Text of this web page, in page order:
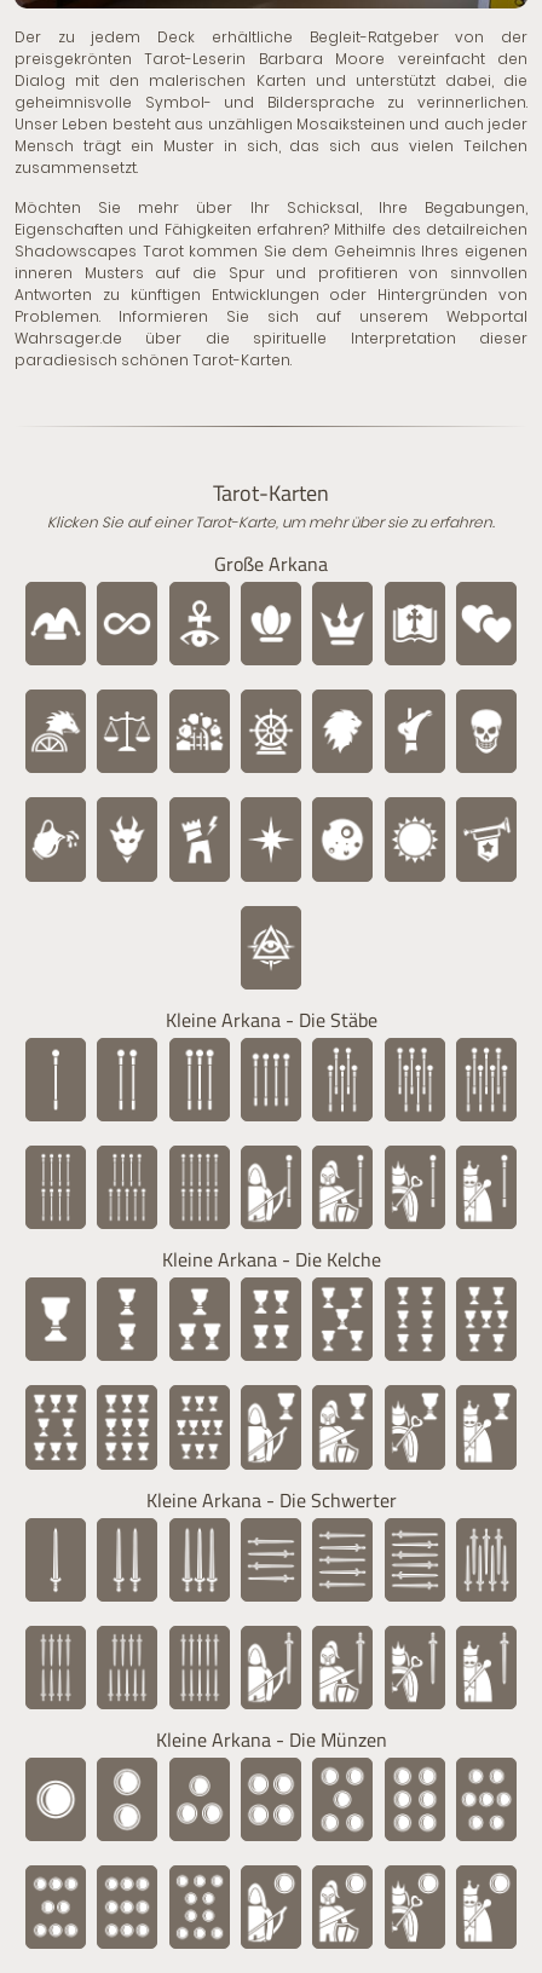
Der zu jedem Deck erhältliche Begleit-Ratgeber von der
preisgekrönten Tarot-Leserin Barbara Moore vereinfacht den
Dialog mit den malerischen Karten und unterstützt dabei, die
geheimnisvolle Symbol- und Bildersprache zu verinnerlichen.
Unser Leben besteht aus unzähligen Mosaiksteinen und auch jeder
Mensch trägt ein Muster in sich, das sich aus vielen Teilchen
zusammensetzt.
Möchten Sie mehr über Ihr Schicksal, Ihre Begabungen,
Eigenschaften und Fähigkeiten erfahren? Mithilfe des detailreichen
Shadowscapes Tarot kommen Sie dem Geheimnis Ihres eigenen
inneren Musters auf die Spur und profitieren von sinnvollen
Antworten zu künftigen Entwicklungen oder Hintergründen von
Problemen. Informieren Sie sich auf unserem Webportal
Wahrsager.de über die spirituelle Interpretation dieser
paradiesisch schönen Tarot-Karten.
Tarot-Karten
Klicken Sie auf einer Tarot-Karte, um mehr über sie zu erfahren.
Große Arkana
Kleine Arkana - Die Stäbe
Kleine Arkana - Die Kelche
Kleine Arkana - Die Schwerter
Kleine Arkana - Die Münzen